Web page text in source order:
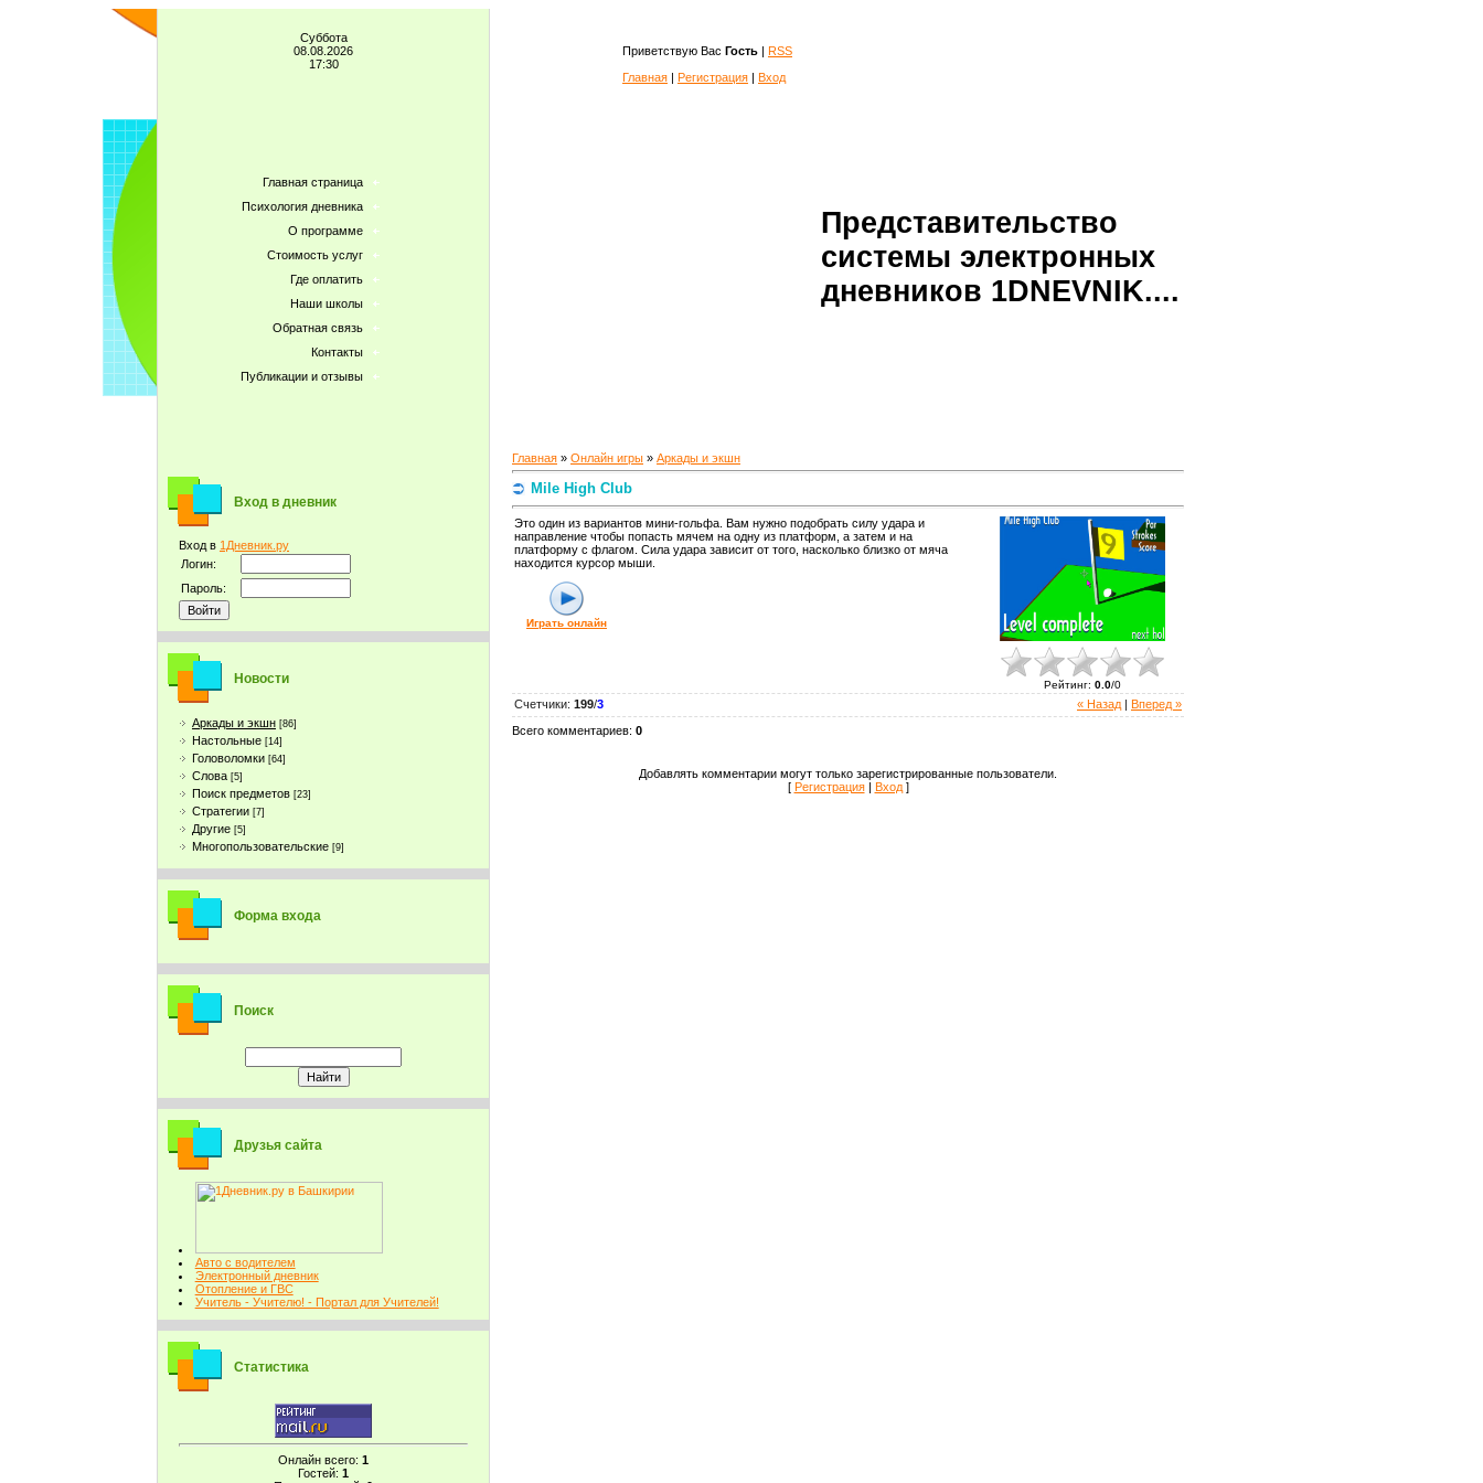
Суббота
08.08.2026
17:30
Главная страница
Психология дневника
О программе
Стоимость услуг
Где оплатить
Наши школы
Обратная связь
Контакты
Публикации и отзывы
Вход в дневник
Вход в 1Дневник.ру
Логин:
Пароль:
Новости
Аркады и экшн [86]
Настольные [14]
Головоломки [64]
Слова [5]
Поиск предметов [23]
Стратегии [7]
Другие [5]
Многопользовательские [9]
Форма входа
Поиск
Друзья сайта
Авто с водителем
Электронный дневник
Отопление и ГВС
Учитель - Учителю! - Портал для Учителей!
Статистика
Онлайн всего: 1
Гостей: 1
Приветствую Вас Гость | RSS
Главная | Регистрация | Вход
Представительство
системы электронных
дневников 1DNEVNIK....
Главная » Онлайн игры » Аркады и экшн
Mile High Club
Это один из вариантов мини-гольфа. Вам нужно подобрать силу удара и
направление чтобы попасть мячем на одну из платформ, а затем и на
платформу с флагом. Сила удара зависит от того, насколько близко от мяча
находится курсор мыши.
Играть онлайн
Рейтинг: 0.0/0
« Назад Вперед »
Счетчики: 199/3
Всего комментариев: 0
Добавлять комментарии могут только зарегистрированные пользователи.
[ Регистрация| Вход]